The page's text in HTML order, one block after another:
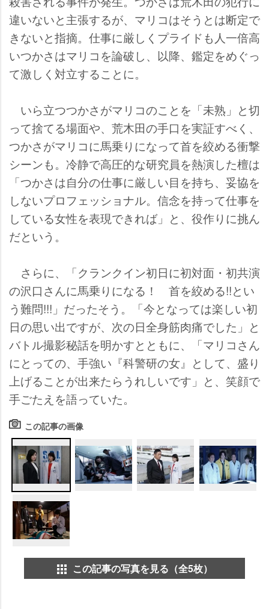
違いないと主張するが、マリコはそうとは断定で
きないと指摘。仕事に厳しくプライドも人一倍高
いつかさはマリコを論破し、以降、鑑定をめぐっ
て激しく対立することに。
いら立つつかさがマリコのことを「未熟」と切
って捨てる場面や、荒木田の手口を実証すべく、
つかさがマリコに馬乗りになって首を絞める衝撃
シーンも。冷静で高圧的な研究員を熱演した檀は
「つかさは自分の仕事に厳しい目を持ち、妥協を
しないプロフェッショナル。信念を持って仕事を
している女性を表現できれば」と、役作りに挑ん
だという。
さらに、「クランクイン初日に初対面・初共演
の沢口さんに馬乗りになる！ 首を絞める!!とい
う難問!!!」だったそう。「今となっては楽しい初
日の思い出ですが、次の日全身筋肉痛でした」と
バトル撮影秘話を明かすとともに、「マリコさん
にとっての、手強い『科警研の女』として、盛り
上げることが出来たらうれしいです」と、笑顔で
手ごたえを語っていた。
この記事の画像
この記事の写真を見る（全5枚）